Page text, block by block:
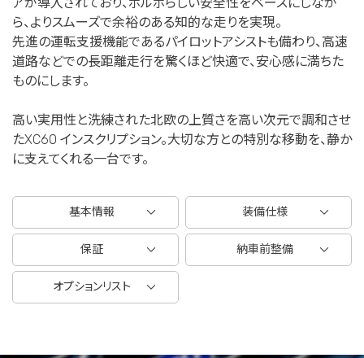
ら、よりスムーズで余裕のある知的な走りを実現。
先進の運転支援機能であるパイロットアシストも備わり、高速
道路などでの長距離走行を驚くほど快適で、安心感に満ちた
ものにします。
高い実用性と洗練された北欧の上質さを高い次元で調和させ
たXC60 インスクリプション。大切な方との特別な移動を、静か
に支えてくれる一台です。
基本情報 装備仕様
保証 納車前整備
オプションリスト